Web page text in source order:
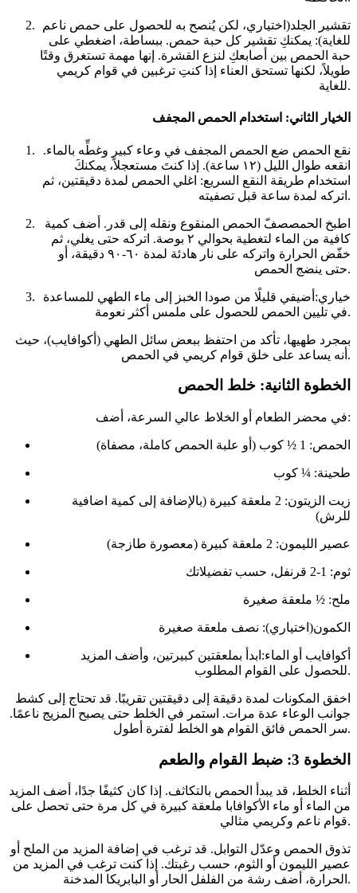
تقشير الجلد(اختياري، لكن يُنصح به للحصول على حمص ناعم
للغاية): يمكنكِ تقشير كل حبة حمص. ببساطة، اضغطي على
حبة الحمص بين أصابعكِ لنزع القشرة. إنها مهمة تستغرق وقتًا
طويلاً، لكنها تستحق العناء إذا كنتِ ترغبين في قوام كريمي
للغاية.
الخيار الثاني: استخدام الحمص المجفف
نقع الحمص ضع الحمص المجفف في وعاء كبير وغطِّه بالماء.
انقعه طوال الليل (١٢ ساعة). إذا كنتَ مستعجلاً، يمكنكَ
استخدام طريقة النقع السريع: اغلي الحمص لمدة دقيقتين، ثم
اتركه لمدة ساعة قبل تصفيته.
اطبخ الحمصصفّ الحمص المنقوع ونقله إلى قدر. أضف كمية
كافية من الماء لتغطية بحوالي ٢ بوصة. اتركه حتى يغلي، ثم
خفّض الحرارة واتركه على نار هادئة لمدة ٦٠-٩٠ دقيقة، أو
حتى ينضج الحمص.
خياري:أضيفي قليلًا من صودا الخبز إلى ماء الطهي للمساعدة
في تليين الحمص للحصول على ملمس أكثر نعومة.
بمجرد طهيها، تأكد من احتفظ ببعض سائل الطهي (أكوافايب)، حيث
أنه يساعد على خلق قوام كريمي في الحمص.
الخطوة الثانية: خلط الحمص
في محضر الطعام أو الخلاط عالي السرعة، أضف:
الحمص: 1 ½ كوب (أو علبة الحمص كاملة، مصفاة)
طحينة: ¼ كوب
زيت الزيتون: 2 ملعقة كبيرة (بالإضافة إلى كمية اضافية
للرش)
عصير الليمون: 2 ملعقة كبيرة (معصورة طازجة)
ثوم: 1-2 قرنفل، حسب تفضيلاتك
ملح: ½ ملعقة صغيرة
الكمون(اختياري): نصف ملعقة صغيرة
أكوافايب أو الماء:ابدأ بملعقتين كبيرتين، وأضف المزيد
للحصول على القوام المطلوب.
اخفق المكونات لمدة دقيقة إلى دقيقتين تقريبًا. قد تحتاج إلى كشط
جوانب الوعاء عدة مرات. استمر في الخلط حتى يصبح المزيج ناعمًا.
سر الحمص فائق القوام هو الخلط لفترة أطول.
الخطوة 3: ضبط القوام والطعم
أثناء الخلط، قد يبدأ الحمص بالتكاثف. إذا كان كثيفًا جدًا، أضف المزيد
من الماء أو ماء الأكوافابا ملعقة كبيرة في كل مرة حتى تحصل على
قوام ناعم وكريمي مثالي.
تذوق الحمص وعدّل التوابل. قد ترغب في إضافة المزيد من الملح أو
عصير الليمون أو الثوم، حسب رغبتك. إذا كنت ترغب في المزيد من
الحرارة، أضف رشة من الفلفل الحار أو البابريكا المدخنة.